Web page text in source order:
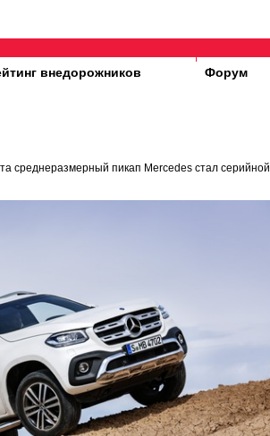
внедорожников Форум
среднеразмерный пикап Mercedes стал серийной